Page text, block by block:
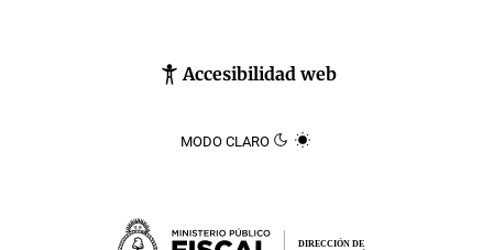
Accesibilidad web
MODO CLARO
DIRECCIÓN DE